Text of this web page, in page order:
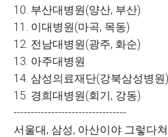
10. 부산대병원(양산, 부산)
11. 이대병원(마곡, 목동)
12. 전남대병원(광주, 화순)
13. 아주대병원
14. 삼성의료재단(강북삼성병원)
15. 경희대병원(회기, 강동)
---------------------------------
서울대, 삼성, 아산이야 그렇다